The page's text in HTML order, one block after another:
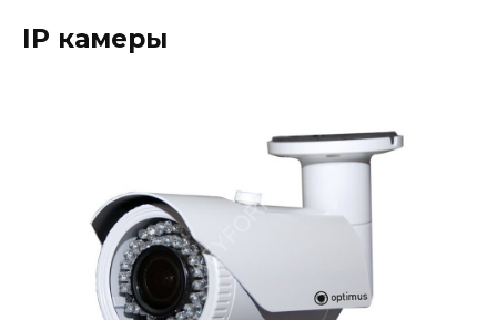
IP камеры